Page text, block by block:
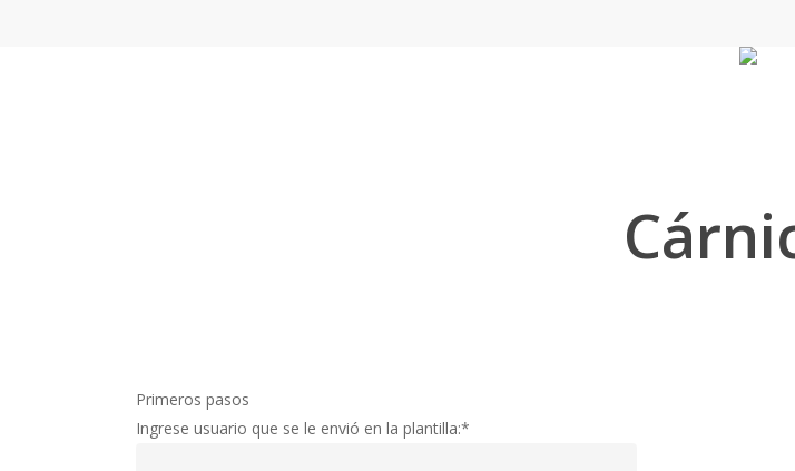
Primeros pasos
Ingrese usuario que se le envió en la plantilla:*